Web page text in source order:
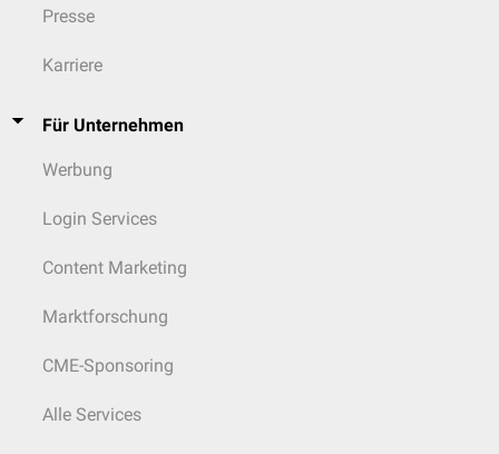
Presse
Karriere
Für Unternehmen
Werbung
Login Services
Content Marketing
Marktforschung
CME-Sponsoring
Alle Services